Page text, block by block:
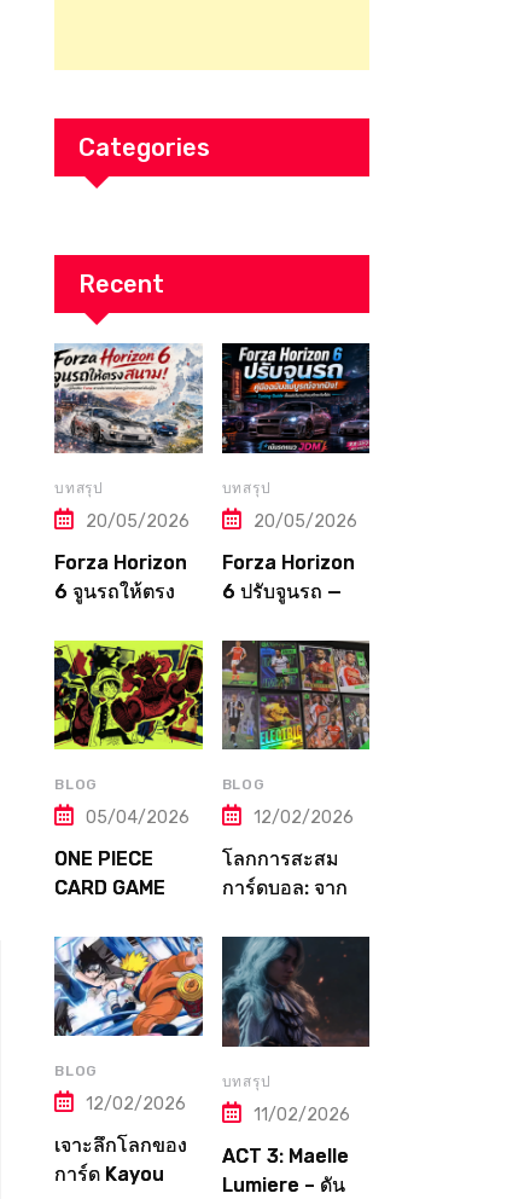
Categories
Recent
บทสรุป
20/05/2026
Forza Horizon
6 จูนรถให้ตรง
Tune ตาม
ประเภทแข่งและ
ภูมิภาคทุกแห่งใน
ญี่ปุ่น
บทสรุป
20/05/2026
Forza Horizon
6 ปรับจูนรถ —
จากปิง! Tuning
Guide ตั้งแต่เริ่ม
จนถึงเมต้าระดับ
โปร
BLOG
05/04/2026
ONE PIECE
CARD GAME
จากมือใหม่สู่
ราชาโจรสลัด
แห่งวงการการ์ด
BLOG
12/02/2026
โลกการสะสม
การ์ดบอล: จาก
Topps — คู่มือ
ฉบับเต็มที่เกมเม
อร์ต้องอ่าน!
BLOG
12/02/2026
เจาะลึกโลกของ
การ์ด Kayou
บทสรุป
11/02/2026
ACT 3: Maelle
Lumiere – ดัน